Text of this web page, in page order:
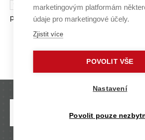
9. BŘEZNA 2015
Podniky už nebude
podle dat z účetních uzávěrek a
brněnským vědcům je možné
Strana 10/10 « 1 ... 7
marketingovým platformám
údaje pro marketingové účely.
Zjistit více
POVOLIT VŠE
Nastavení
Povolit pouze